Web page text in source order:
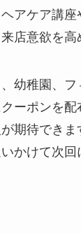
アケア講
店意欲を高
幼稚園、フ
ーポンを配
期待できま
かけて次